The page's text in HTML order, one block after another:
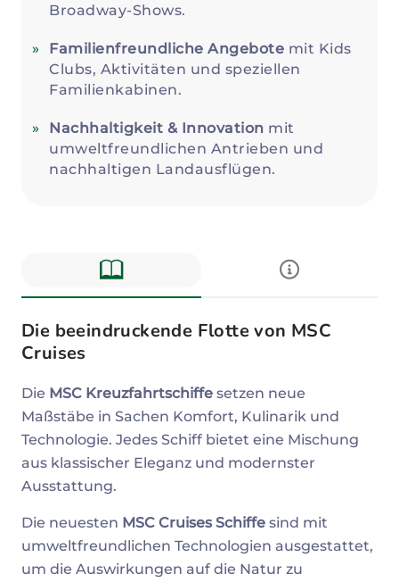
Broadway-Shows.
Familienfreundliche Angebote mit Kids
Clubs, Aktivitäten und speziellen
Familienkabinen.
Nachhaltigkeit & Innovation mit
umweltfreundlichen Antrieben und
nachhaltigen Landausflügen.
Die beeindruckende Flotte von MSC
Cruises
Die MSC Kreuzfahrtschiffe setzen neue
Maßstäbe in Sachen Komfort, Kulinarik und
Technologie. Jedes Schiff bietet eine Mischung
aus klassischer Eleganz und modernster
Ausstattung.
Die neuesten MSC Cruises Schiffe sind mit
umweltfreundlichen Technologien ausgestattet,
um die Auswirkungen auf die Natur zu